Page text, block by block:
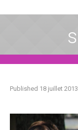
Published 18 juillet 2013